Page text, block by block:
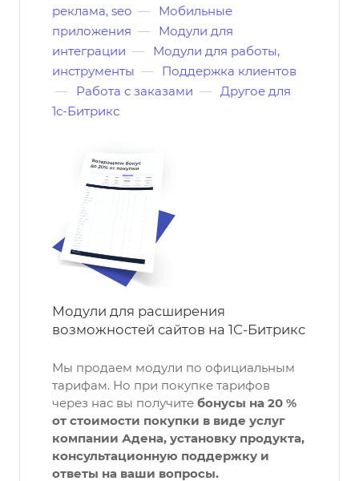
реклама, seo —
Мобильные
приложения —
Модули для
интеграции —
Модули для работы,
инструменты —
Поддержка клиентов
—
Работа с заказами — Другое для
1с-Битрикс
Модули для расширения
возможностей сайтов на 1С-Битрикс
Мы продаем модули по официальным
тарифам. Но при покупке тарифов
через нас вы получите бонусы на 20 %
от стоимости покупки в виде услуг
компании Адена, установку продукта,
консультационную поддержку и
ответы на ваши вопросы.